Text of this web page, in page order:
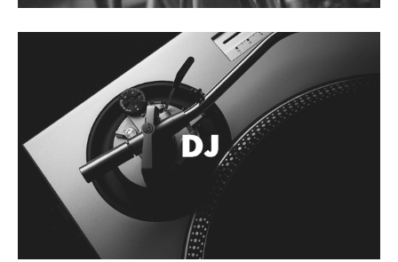
Columnas activas
Amplificadores
Consolas mezcladoras
Procesadores y efectos
Monitores de estudio
Interfaz para grabación
Audífonos y monitoreo personal